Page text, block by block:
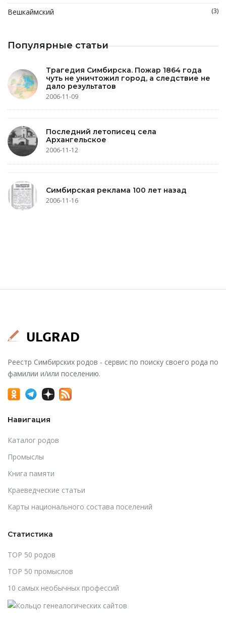
Вешкаймский (3)
Популярные статьи
Трагедия Симбирска. Пожар 1864 года
чуть не уничтожил город, а следствие не
дало результатов
2006-11-09
Последний летописец села
Архангельское
2006-11-12
Симбирская реклама 100 лет назад
2006-11-16
Реестр Симбирских родов - сервис по поиску своего рода по
фамилии и/или поселению.
Навигация
Каталог родов
Промыслы
Книга памяти
Краеведческие статьи
Карты национального состава поселений
Статистика
TOP 50 родов
TOP 50 промыслов
10 самых необычных профессий